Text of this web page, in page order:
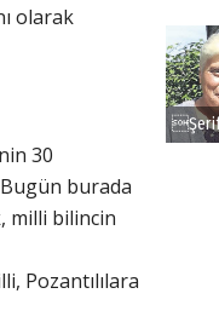
olarak
30
burada
milli bilincin
Pozantılılara